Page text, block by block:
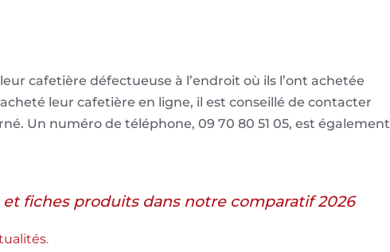
cafetière défectueuse à l’endroit où ils l’ont achetée
leur cafetière en ligne, il est conseillé de contacter
Un numéro de téléphone, 09 70 80 51 05, est également
fiches produits dans notre comparatif 2026
.